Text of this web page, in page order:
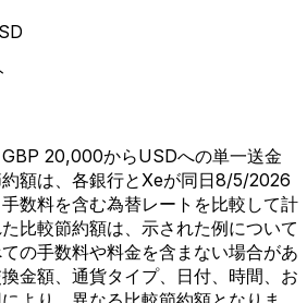
20,000からUSDへの単一送金
額は、各銀行とXeが同日8/5/2026
数料を含む為替レートを比較して計
比較節約額は、示された例について
の手数料や料金を含まない場合があ
金額、通貨タイプ、日付、時間、お